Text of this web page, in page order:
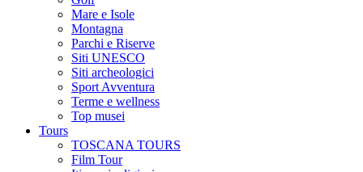
Mare e Isole
Montagna
Parchi e Riserve
Siti UNESCO
Siti archeologici
Sport Avventura
Terme e wellness
Top musei
Tours
TOSCANA TOURS
Film Tour